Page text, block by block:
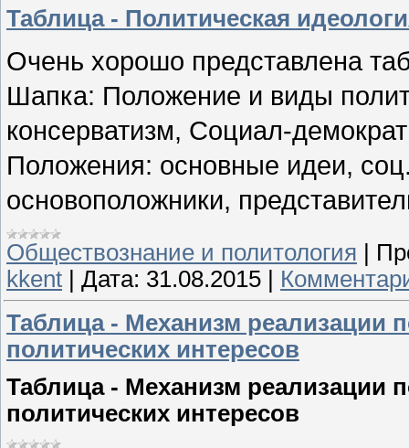
Таблица - Политическая
Очень хорошо представлена
Шапка: Положение и виды
консерватизм, Социал-
Положения: основные идеи,
основоположники,
Обществознание и политология
kkent
Дата: 31.08.2015
Таблица - Механизм реализации
политических интересов
Таблица - Механизм реализации
политических интересов